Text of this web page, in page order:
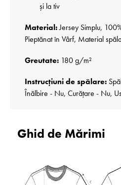
și la tiv
Material:Jersey Simplu,
Pieptănat în Vârf, Material
Greutate: 180 g/m²
Instrucțiuni de spălare:
Înălbire - Nu, Curățare - Nu,
Ghid de Mărimi